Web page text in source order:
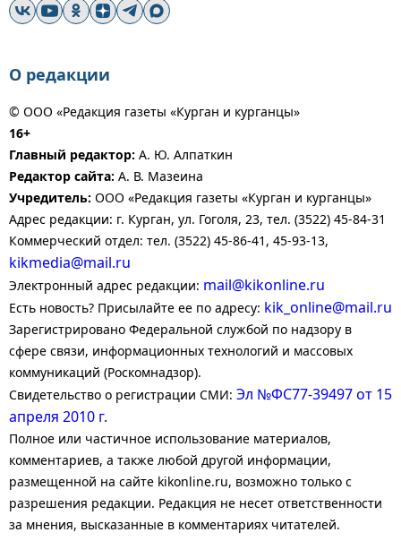
О редакции
© ООО «Редакция газеты «Курган и курганцы»
16+
Главный редактор: А. Ю. Алпаткин
Редактор сайта: А. В. Мазеина
Учредитель: ООО «Редакция газеты «Курган и курганцы»
Адрес редакции: г. Курган, ул. Гоголя, 23, тел. (3522) 45-84-31
Коммерческий отдел: тел. (3522) 45-86-41, 45-93-13,
kikmedia@mail.ru
Электронный адрес редакции: mail@kikonline.ru
Есть новость? Присылайте ее по адресу: kik_online@mail.ru
Зарегистрировано Федеральной службой по надзору в
сфере связи, информационных технологий и массовых
коммуникаций (Роскомнадзор).
Свидетельство о регистрации СМИ: Эл №ФС77-39497 от 15
апреля 2010 г.
Полное или частичное использование материалов,
комментариев, а также любой другой информации,
размещенной на сайте kikonline.ru, возможно только с
разрешения редакции. Редакция не несет ответственности
за мнения, высказанные в комментариях читателей.